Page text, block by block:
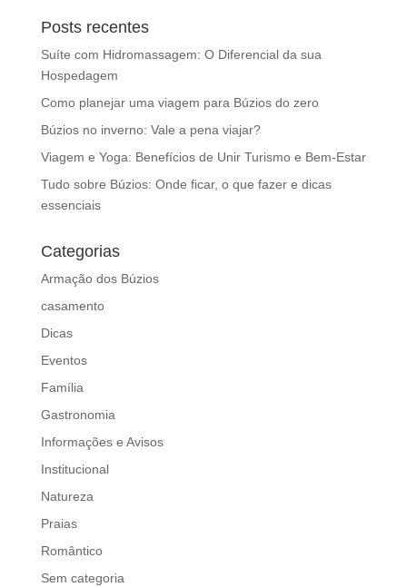
Posts recentes
Suíte com Hidromassagem: O Diferencial da sua
Hospedagem
Como planejar uma viagem para Búzios do zero
Búzios no inverno: Vale a pena viajar?
Viagem e Yoga: Benefícios de Unir Turismo e Bem-Estar
Tudo sobre Búzios: Onde ficar, o que fazer e dicas
essenciais
Categorias
Armação dos Búzios
casamento
Dicas
Eventos
Família
Gastronomia
Informações e Avisos
Institucional
Natureza
Praias
Romântico
Sem categoria